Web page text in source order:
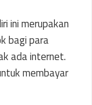
ini merupakan
bagi para
ada internet.
membayar